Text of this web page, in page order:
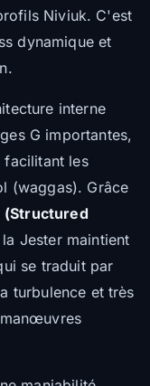
Niviuk. C'est
dynamique et
interne
G importantes,
facilitant les
(waggas). Grâce
(Structured
la Jester maintient
se traduit par
turbulence et très